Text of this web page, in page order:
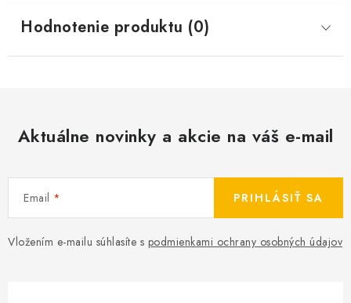
Hodnotenie produktu (0)
Aktuálne novinky a akcie na váš e-mail
Email
Vložením e-mailu súhlasíte s podmienkami ochrany osobných údajov
PRIHLÁSIŤ SA